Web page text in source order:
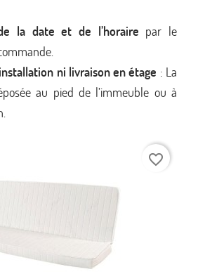
la date et de l’horaire par le
ni livraison en étage : La
au pied de l’immeuble ou à
favorite_border